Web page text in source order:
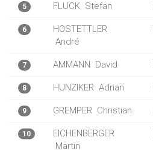
5 FLUCK Stefan
6
HOSTETTLER
André
7 AMMANN David
8 HUNZIKER Adrian
9 GREMPER Christian
10
EICHENBERGER
Martin